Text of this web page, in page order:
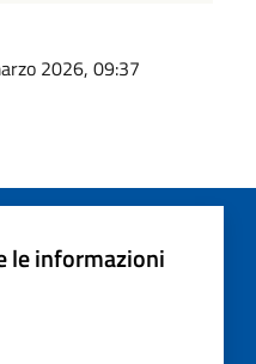
2026, 09:37
le informazioni